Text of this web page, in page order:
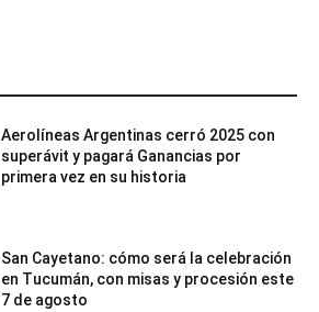
Aerolíneas Argentinas cerró 2025 con
superávit y pagará Ganancias por
primera vez en su historia
San Cayetano: cómo será la celebración
en Tucumán, con misas y procesión este
7 de agosto